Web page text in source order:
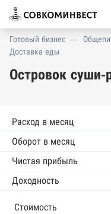
Готовый бизнес —
Доставка еды
Островок
Расход в месяц
Оборот в месяц
Чистая прибыль
Доходность
Стоимость